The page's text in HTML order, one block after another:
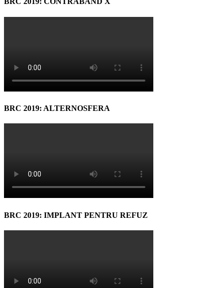
BRC 2019: ALTERNOSFERA
BRC 2019: IMPLANT PENTRU REFUZ